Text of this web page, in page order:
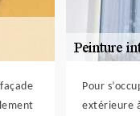
Pour
extérieure